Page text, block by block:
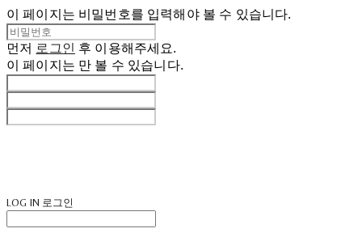
이 페이지는 비밀번호를 입력해야 볼 수 있습니다.
먼저 로그인 후 이용해주세요.
이 페이지는 만 볼 수 있습니다.
LOG IN 로그인